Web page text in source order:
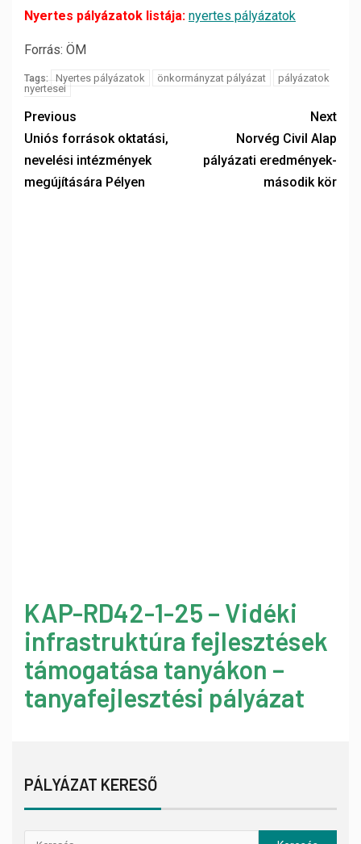
Nyertes pályázatok listája: nyertes pályázatok
Forrás: ÖM
Tags: Nyertes pályázatok önkormányzat pályázat
pályázatok
nyertesei
Previous
Uniós források oktatási,
nevelési intézmények
megújítására Pélyen
Next
Norvég Civil Alap
pályázati eredmények-
második kör
KAP-RD42-1-25 – Vidéki
infrastruktúra fejlesztések
támogatása tanyákon –
tanyafejlesztési pályázat
PÁLYÁZAT KERESŐ